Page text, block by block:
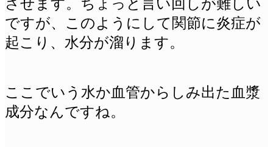
させます。ちょっと言い回しが難しい
ですが、このようにして関節に炎症が
起こり、水分が溜ります。
ここでいう水か血管からしみ出た血漿
成分なんですね。